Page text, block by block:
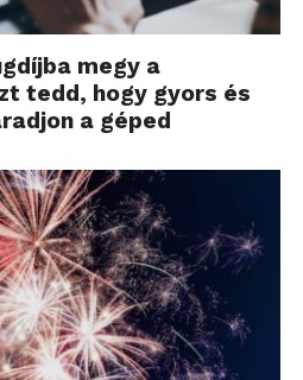
megy a
tedd, hogy gyors és
a géped